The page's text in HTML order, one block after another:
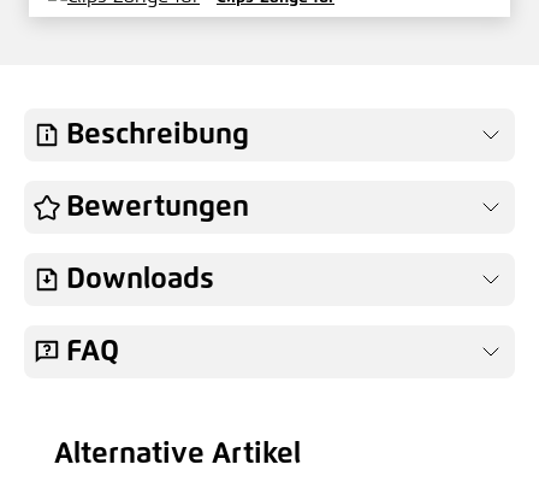
Beschreibung
Bewertungen
Downloads
FAQ
Produktgalerie überspringen
Alternative Artikel